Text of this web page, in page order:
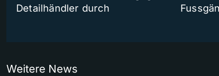
Detailhändler durch
Weitere News